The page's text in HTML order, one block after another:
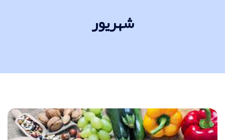
شهریور